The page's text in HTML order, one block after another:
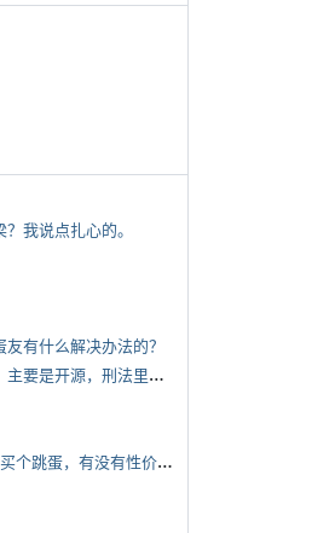
我说点扎心的。
有什么解决办法的？
*
有啥搞钱的路子吗，开源节流都行，主要是开源，刑法里的咱不做
*
想请教有经验的蛋友，想给媳妇7夕买个跳蛋，有没有性价比高的推荐